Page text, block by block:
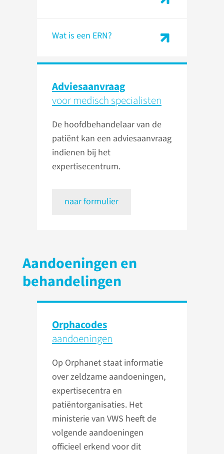
Wat is een ERN?
Adviesaanvraag
voor medisch specialisten
De hoofdbehandelaar van de
patiënt kan een adviesaanvraag
indienen bij het
expertisecentrum.
naar formulier
Aandoeningen en
behandelingen
Orphacodes
aandoeningen
Op Orphanet staat informatie
over zeldzame aandoeningen,
expertisecentra en
patiëntorganisaties. Het
ministerie van VWS heeft de
volgende aandoeningen
officieel erkend voor dit